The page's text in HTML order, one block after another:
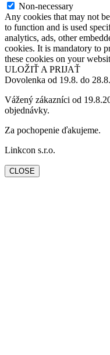
Non-necessary
Any cookies that may not
to function and is used
analytics, ads, other
cookies. It is mandatory to
these cookies on your
ULOŽIŤ A PRIJAŤ
Dovolenka od 19.8. do
Vážený zákazníci od
objednávky.
Za pochopenie ďakujeme.
Linkcon s.r.o.
CLOSE